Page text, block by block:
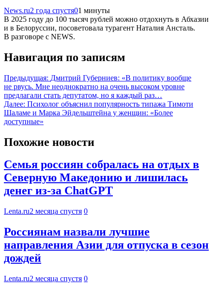
News.ru2 года спустя01 минуты
В 2025 году до 100 тысяч рублей можно отдохнуть в Абхазии
и в Белоруссии, посоветовала турагент Наталия Ансталь.
В разговоре с NEWS.
Навигация по записям
Предыдущая: Дмитрий Губерниев: «В политику вообще
не рвусь. Мне неоднократно на очень высоком уровне
предлагали стать депутатом, но я каждый раз…
Далее: Психолог объяснил популярность типажа Тимоти
Шаламе и Марка Эйдельштейна у женщин: «Более
доступные»
Похожие новости
Семья россиян собралась на отдых в
Северную Македонию и лишилась
денег из-за ChatGPT
Lenta.ru2 месяца спустя 0
Россиянам назвали лучшие
направления Азии для отпуска в сезон
дождей
Lenta.ru2 месяца спустя 0